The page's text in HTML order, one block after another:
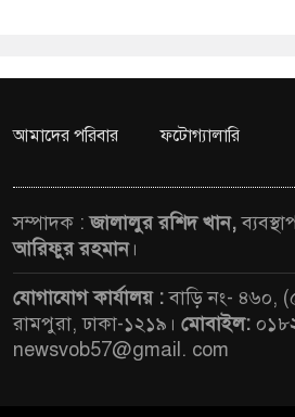
আমাদের পরিবার ফটোগ্যালারি
সম্পাদক :জালালুর রশিদ খান,
আরিফুর রহমান।
যোগাযোগ কার্যালয় :বাড়ি নং- ৪৬০,
রামপুরা, ঢাকা-১২১৯। মোবাইল:
newsvob57@gmail. com